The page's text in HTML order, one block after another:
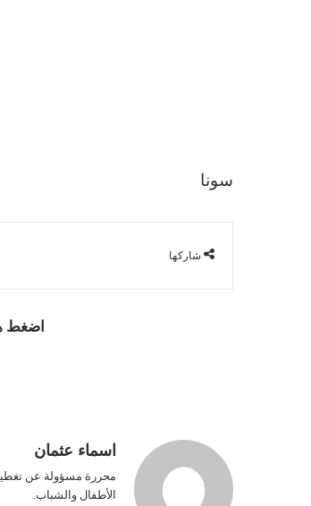
سونا
شاركها
اضغط
اسماء عثمان
محررة مسؤولة عن تغطية
الأطفال والشباب.